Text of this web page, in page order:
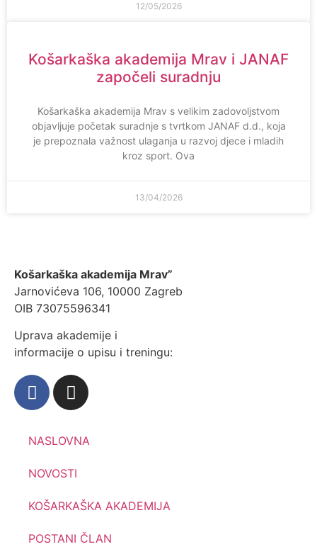
12/05/2026
Košarkaška akademija Mrav i JANAF
započeli suradnju
Košarkaška akademija Mrav s velikim zadovoljstvom
objavljuje početak suradnje s tvrtkom JANAF d.d., koja
je prepoznala važnost ulaganja u razvoj djece i mladih
kroz sport. Ova
13/04/2026
Košarkaška akademija Mrav”
Jarnovićeva 106, 10000 Zagreb
OIB 73075596341
Uprava akademije i
informacije o upisu i treningu:
NASLOVNA
NOVOSTI
KOŠARKAŠKA AKADEMIJA
POSTANI ČLAN